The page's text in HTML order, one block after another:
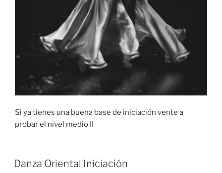
Si ya tienes una buena base de iniciación vente a
probar el nivel medio II
Danza Oriental Iniciación